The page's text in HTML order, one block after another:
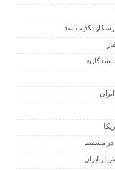
تکذیب شد
در مسقط
از ایران